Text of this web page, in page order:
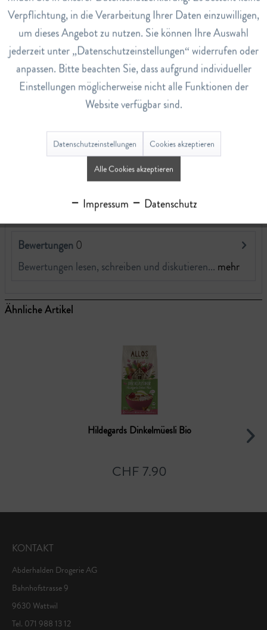
11
Nährwerte
Nährwerte pro 100gr
Energie 1'930 kJ/462 kcal
Fett 20 g
Kohlenhydrate 59 g
Salz 0.05 g
Sesam und Milch enthalten.
Bewertungen 0
Bewertungen lesen, schreiben und diskutieren... mehr
Ähnliche Artikel
Hildegards Dinkelmüesli Bio
CHF 7.90
KONTAKT
Abderhalden Drogerie AG
Bahnhofstrasse 9
9630 Wattwil
Tel. 071 988 13 12
Verpflichtung, in die Verarbeitung Ihrer Daten einzuwilligen,
um dieses Angebot zu nutzen. Sie können Ihre Auswahl
jederzeit unter „Datenschutzeinstellungen“ widerrufen oder
anpassen. Bitte beachten Sie, dass aufgrund individueller
Einstellungen möglicherweise nicht alle Funktionen der
Website verfügbar sind.
Datenschutzeinstellungen Cookies akzeptieren
Alle Cookies akzeptieren
Impressum Datenschutz